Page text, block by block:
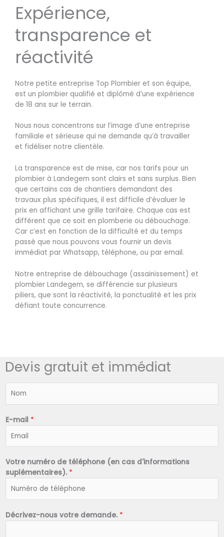
Expérience,
transparence et
réactivité
Notre petite entreprise Top Plombier et son équipe,
est un plombier qualifié et diplômé d’une expérience
de 18 ans sur le terrain.
Nous nous concentrons sur l’image d’une entreprise
familiale et sérieuse qui ne demande qu’à travailler
et fidéliser notre clientèle.
La transparence est de mise, car nos tarifs pour un
plombier à Landegem sont clairs et sans surplus. Bien
que certains cas de chantiers demandant des
travaux plus spécifiques, il est difficile d’évaluer le
prix en affichant une grille tarifaire. Chaque cas est
différent que ce soit en plomberie ou débouchage.
Car c’est en fonction de la difficulté et du temps
passé que nous pouvons vous fournir un devis
immédiat par Whatsapp, téléphone, ou par email.
Notre entreprise de débouchage (assainissement) et
plombier Landegem, se différencie sur plusieurs
piliers, que sont la réactivité, la ponctualité et les prix
défiant toute concurrence.
Devis gratuit et immédiat
*
E-mail *
Votre numéro de téléphone (en cas d'informations
suplémentaires). *
Décrivez-nous votre demande. *